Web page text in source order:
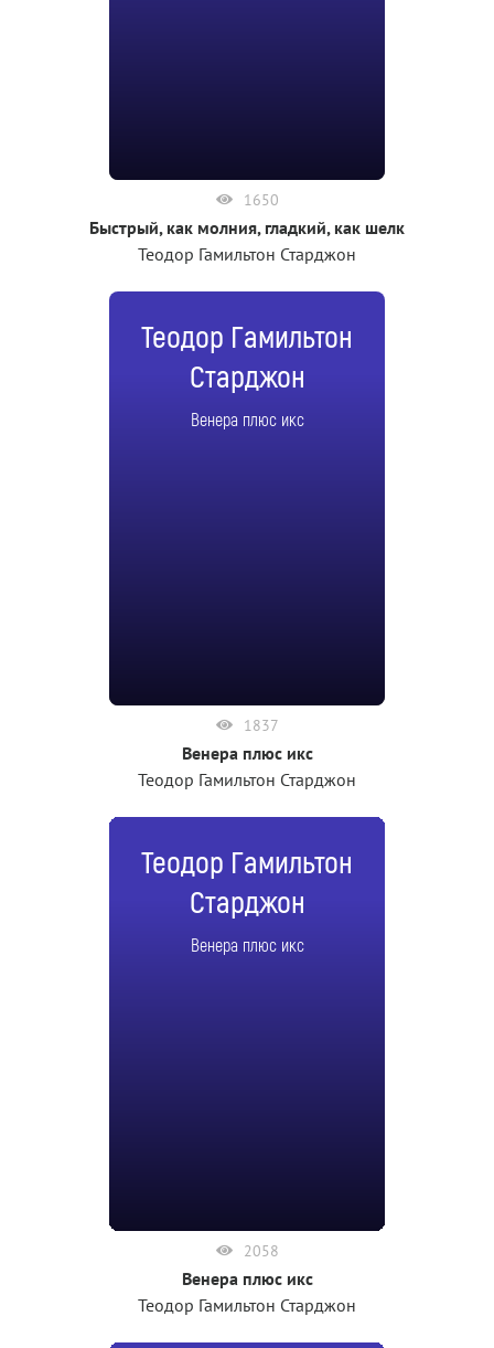
1650
Быстрый, как молния, гладкий, как шелк
Теодор Гамильтон Старджон
Теодор Гамильтон
Старджон
Венера плюс икс
1837
Венера плюс икс
Теодор Гамильтон Старджон
Теодор Гамильтон
Старджон
Венера плюс икс
2058
Венера плюс икс
Теодор Гамильтон Старджон